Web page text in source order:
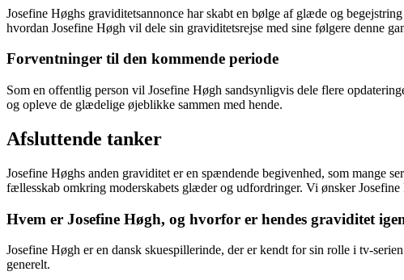
Josefine Høghs graviditetsannonce har skabt en bølge af glæde og
hvordan Josefine Høgh vil dele sin graviditetsrejse med sine følgere denne
Forventninger til den kommende periode
Som en offentlig person vil Josefine Høgh sandsynligvis dele flere
og opleve de glædelige øjeblikke sammen med hende.
Afsluttende tanker
Josefine Høghs anden graviditet er en spændende begivenhed, som mange
fællesskab omkring moderskabets glæder og udfordringer. Vi ønsker
Hvem er Josefine Høgh, og hvorfor er hendes graviditet
Josefine Høgh er en dansk skuespillerinde, der er kendt for sin rolle i tv-
generelt.